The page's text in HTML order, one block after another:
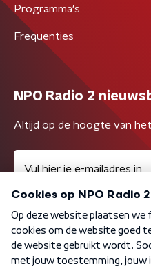
Programma's
Frequenties
NPO Radio 2
Altijd op de hoogte van
Algemene voorwaarden